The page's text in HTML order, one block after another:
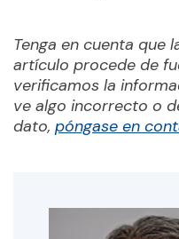
Tenga en cuenta que
artículo procede de
verificamos la
ve algo incorrecto o
dato, póngase en